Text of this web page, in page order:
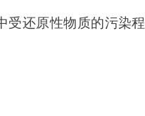
受还原性物质的污染